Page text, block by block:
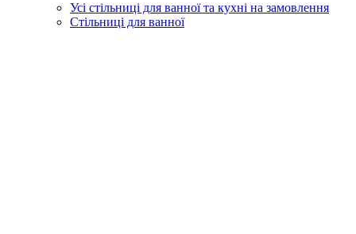
Усі стільниці для ванної та кухні на замовлення
Стільниці для ванної